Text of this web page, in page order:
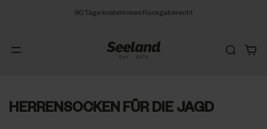
90 Tage kostenloses Rückgaberecht
HERRENSOCKEN FÜR DIE JAGD